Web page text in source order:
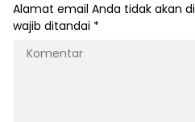
Alamat email Anda tidak akan
wajib ditandai *